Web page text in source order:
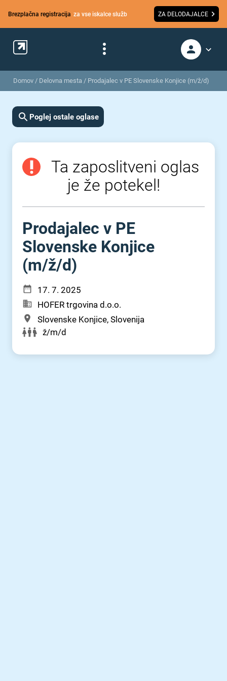
Brezplačna registracija za vse iskalce služb ZA DELODAJALCE
Domov / Delovna mesta / Prodajalec v PE Slovenske Konjice (m/ž/d)
Poglej ostale oglase
Ta zaposlitveni oglas
je že potekel!
Prodajalec v PE
Slovenske Konjice
(m⁠/⁠ž⁠/⁠d)
17. 7. 2025
HOFER trgovina d.o.o.
Slovenske Konjice, Slovenija
ž/m/d